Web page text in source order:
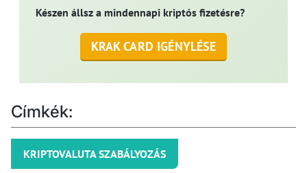
Készen állsz a mindennapi kriptós fizetésre?
KRAK CARD IGÉNYLÉSE
Címkék:
KRIPTOVALUTA SZABÁLYOZÁS